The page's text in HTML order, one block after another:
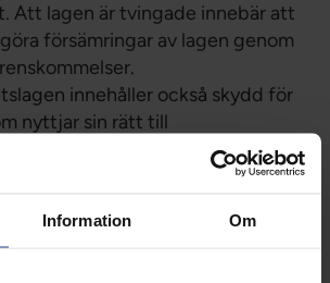
Information Om
Att lagen är tvingade innebär att
försämringar av lagen genom
innehåller också skydd för
nyttjar sin rätt till
genom att det finns ett förbud
och försämrade villkor för
vid förläggning av